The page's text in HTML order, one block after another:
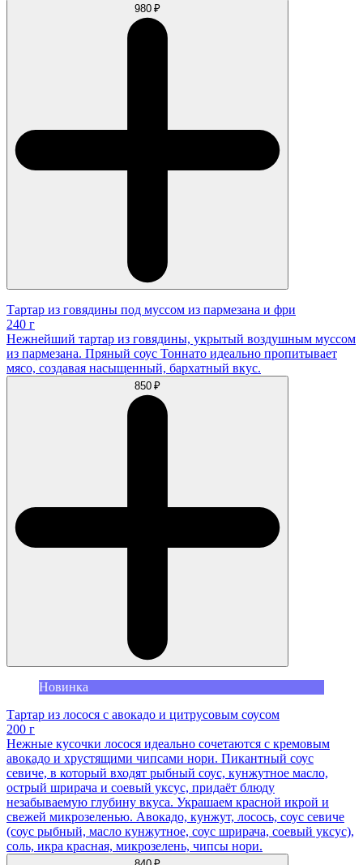
980 ₽
Тартар из говядины под муссом из пармезана и фри
240 г
Нежнейший тартар из говядины, укрытый воздушным муссом
из пармезана. Пряный соус Тоннато идеально пропитывает
мясо, создавая насыщенный, бархатный вкус.
850 ₽
Новинка
Тартар из лосося с авокадо и цитрусовым соусом
200 г
Нежные кусочки лосося идеально сочетаются с кремовым
авокадо и хрустящими чипсами нори. Пикантный соус
севиче, в который входят рыбный соус, кунжутное масло,
острый шрирача и соевый уксус, придаёт блюду
незабываемую глубину вкуса. Украшаем красной икрой и
свежей микрозеленью. Авокадо, кунжут, лосось, соус севиче
(соус рыбный, масло кунжутное, соус шрирача, соевый уксус),
соль, икра красная, микрозелень, чипсы нори.